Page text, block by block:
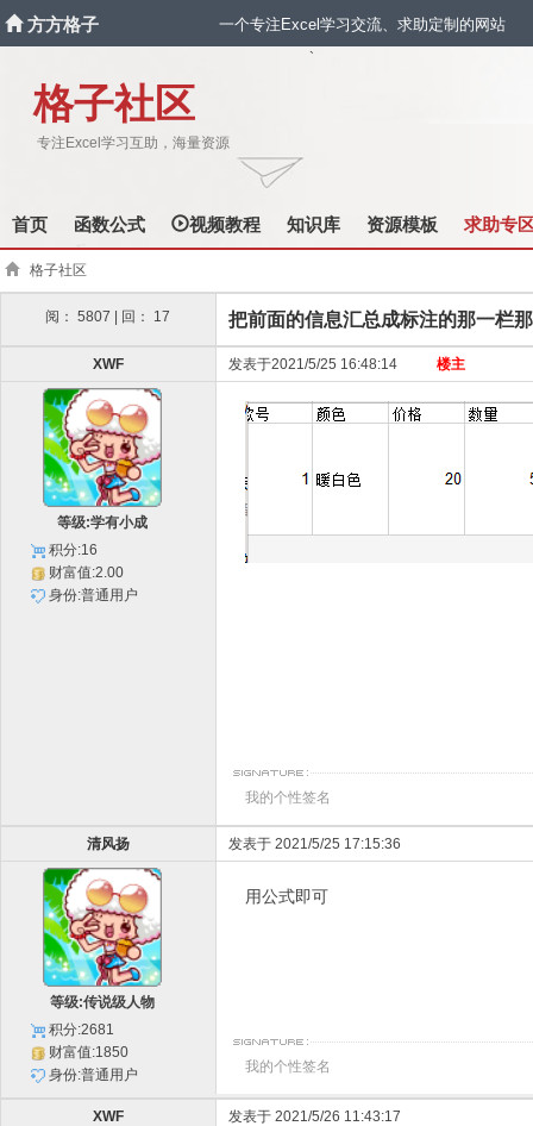
方方格子 一个专注Excel学习交流、求助定制的网站
格子社区
专注Excel学习互助，海量资源
`
首页 函数公式 视频教程 知识库 资源模板 求助专
格子社区
阅： 5807 | 回： 17 把前面的信息汇总成标注的那一栏
XWF 发表于2021/5/25 16:48:14 楼主
等级:学有小成
积分:16
财富值:2.00
身份:普通用户
我的个性签名
清风扬 发表于 2021/5/25 17:15:36
等级:传说级人物
积分:2681
财富值:1850
身份:普通用户
用公式即可
我的个性签名
XWF 发表于 2021/5/26 11:43:17